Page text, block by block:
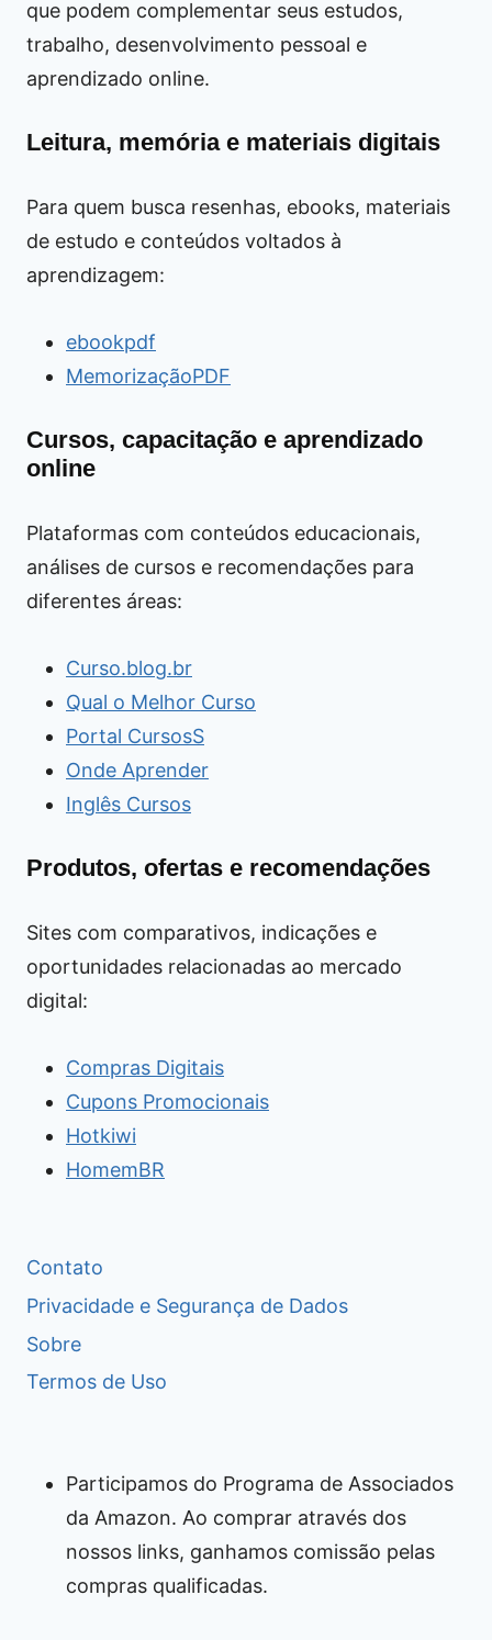
que podem complementar seus estudos,
trabalho, desenvolvimento pessoal e
aprendizado online.
Leitura, memória e materiais digitais
Para quem busca resenhas, ebooks, materiais
de estudo e conteúdos voltados à
aprendizagem:
ebookpdf
MemorizaçãoPDF
Cursos, capacitação e aprendizado
online
Plataformas com conteúdos educacionais,
análises de cursos e recomendações para
diferentes áreas:
Curso.blog.br
Qual o Melhor Curso
Portal CursosS
Onde Aprender
Inglês Cursos
Produtos, ofertas e recomendações
Sites com comparativos, indicações e
oportunidades relacionadas ao mercado
digital:
Compras Digitais
Cupons Promocionais
Hotkiwi
HomemBR
Contato
Privacidade e Segurança de Dados
Sobre
Termos de Uso
Participamos do Programa de Associados
da Amazon. Ao comprar através dos
nossos links, ganhamos comissão pelas
compras qualificadas.